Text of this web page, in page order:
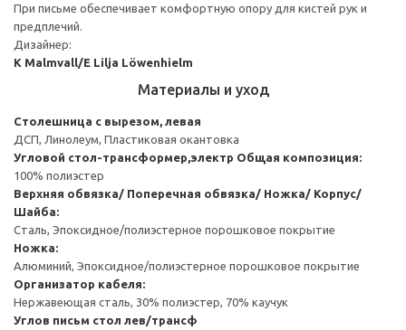
При письме обеспечивает комфортную опору для кистей рук и
предплечий.
Дизайнер:
K Malmvall/E Lilja Löwenhielm
Материалы и уход
Столешница с вырезом, левая
ДСП, Линолеум, Пластиковая окантовка
Угловой стол-трансформер,электр Общая композиция:
100% полиэстер
Верхняя обвязка/ Поперечная обвязка/ Ножка/ Корпус/
Шайба:
Сталь, Эпоксидное/полиэстерное порошковое покрытие
Ножка:
Алюминий, Эпоксидное/полиэстерное порошковое покрытие
Организатор кабеля:
Нержавеющая сталь, 30% полиэстер, 70% каучук
Углов письм стол лев/трансф